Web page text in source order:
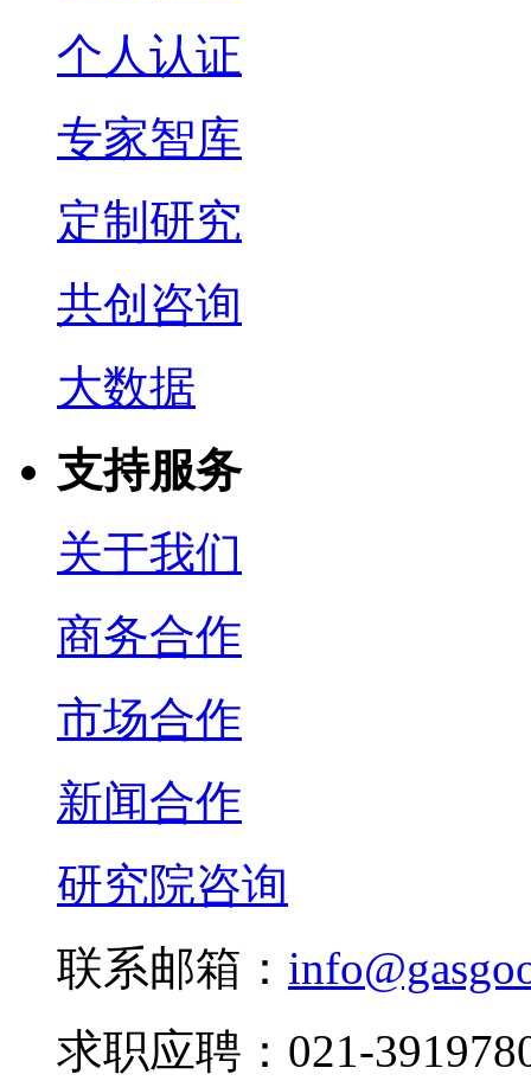
个人认证
专家智库
定制研究
共创咨询
大数据
支持服务
关于我们
商务合作
市场合作
新闻合作
研究院咨询
联系邮箱：
求职应聘：021-